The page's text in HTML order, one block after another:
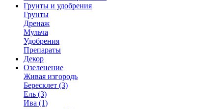
Грунты и удобрения
Грунты
Дренаж
Мульча
Удобрения
Препараты
Декор
Озеленение
Живая изгородь
Бересклет (3)
Ель (3)
Ива (1)